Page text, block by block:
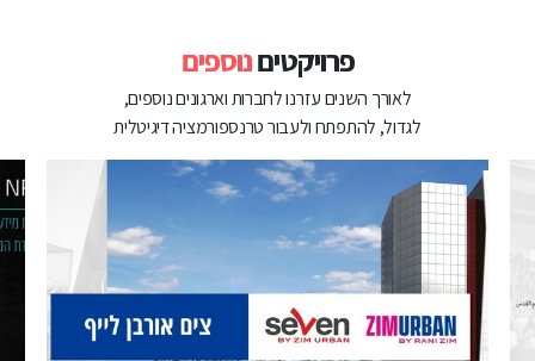
פרויקטיםנוספים
לאורך השנים עזרנו לחברות וארגונים נוספים,
לגדול, להתפתח ולעבור טרנספורמציה דיגיטלית